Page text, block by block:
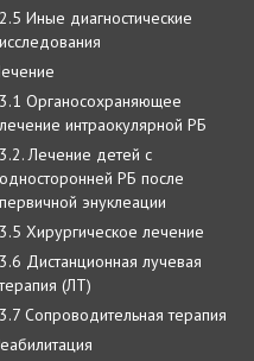
2.5 Иные диагностические
исследования
3.1 Органосохраняющее
лечение интраокулярной РБ
3.2. Лечение детей с
односторонней РБ после
первичной энуклеации
3.5 Хирургическое лечение
3.6 Дистанционная лучевая
терапия (ЛТ)
3.7 Сопроводительная терапия